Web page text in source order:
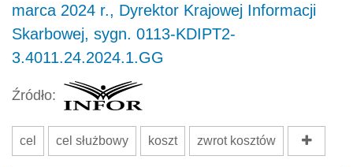
marca 2024 r., Dyrektor Krajowej Informacji
Skarbowej, sygn. 0113-KDIPT2-
3.4011.24.2024.1.GG
Źródło:
cel cel służbowy koszt zwrot kosztów